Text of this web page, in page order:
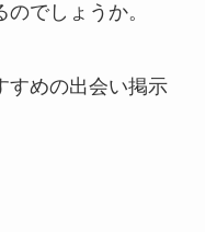
でしょうか。
すめの出会い掲示